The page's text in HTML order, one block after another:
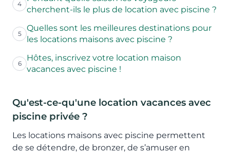
4
cherchent-ils le plus de location avec piscine ?
5
Quelles sont les meilleures destinations pour
les locations maisons avec piscine ?
6
Hôtes, inscrivez votre location maison
vacances avec piscine !
Qu'est-ce-qu'une location vacances avec
piscine privée ?
Les locations maisons avec piscine permettent
de se détendre, de bronzer, de s’amuser en